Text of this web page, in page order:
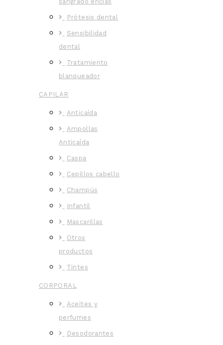
Prótesis dental
Sensibilidad
dental
Tratamiento
blanqueador
CAPILAR
Anticaída
Ampollas
Anticaída
Caspa
Cepillos cabello
Champús
Infantil
Mascarillas
Otros
productos
Tintes
CORPORAL
Aceites y
perfumes
Desodorantes